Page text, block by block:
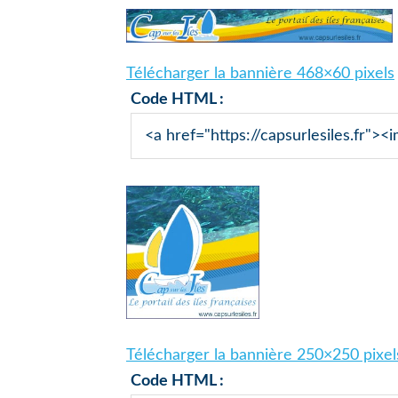
Télécharger la bannière 468×60 pixels
Code HTML :
Télécharger la bannière 250×250
Code HTML :